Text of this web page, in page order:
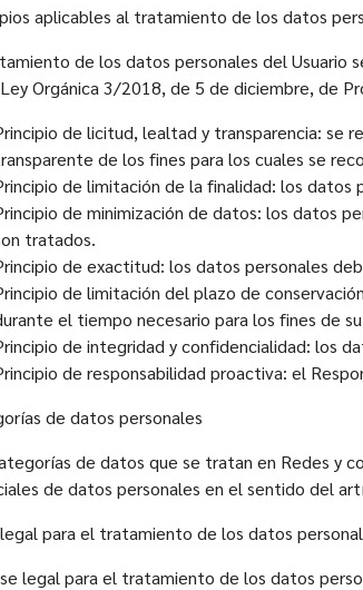
aplicables al tratamiento de los datos
de los datos personales del Usuario
Orgánica 3/2018, de 5 de diciembre, de
de licitud, lealtad y transparencia: se
de los fines para los cuales se
de limitación de la finalidad: los
de minimización de datos: los datos
tratados.
de exactitud: los datos personales
de limitación del plazo de
el tiempo necesario para los fines de
de integridad y confidencialidad: los
de responsabilidad proactiva: el
de datos personales
de datos que se tratan en Redes y
de datos personales en el sentido del
para el tratamiento de los datos
legal para el tratamiento de los datos